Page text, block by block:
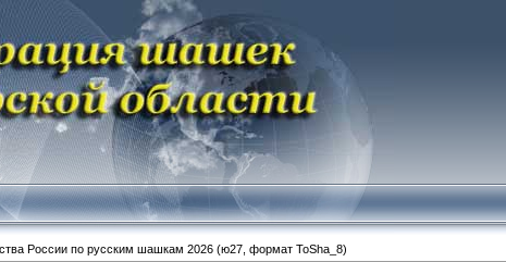
России по русским шашкам 2026 (ю27, формат ToSha_8)